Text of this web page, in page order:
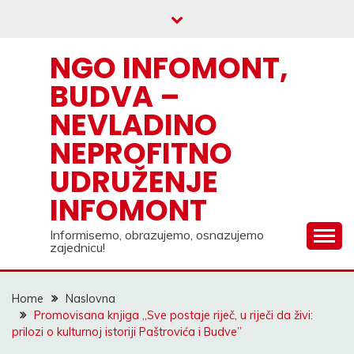
NGO INFOMONT,
BUDVA –
NEVLADINO
NEPROFITNO
UDRUŽENJE
INFOMONT
Informisemo, obrazujemo, osnazujemo
zajednicu!
Home
Naslovna
Promovisana knjiga ,,Sve postaje riječ, u riječi da živi:
prilozi o kulturnoj istoriji Paštrovića i Budve”